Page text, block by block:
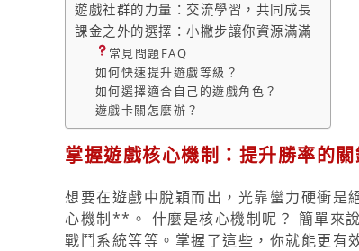
遊戲社群的力量：交流學習，共同成長
課金之外的選擇：小撇步讓你資源滿滿
常見問題FAQ
如何快速提升遊戲等級？
如何選擇適合自己的遊戲角色？
遊戲卡關怎麼辦？
掌握遊戲核心機制：提升勝率的
想要在遊戲中脫穎而出，光靠蠻力硬衝
心機制**。 什麼是核心機制呢？ 簡單來
戰鬥系統等等。掌握了這些，你就能更